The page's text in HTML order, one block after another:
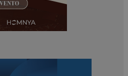
FORNITORE / DOMINIO
Google LLC
.dailyhealthindustry.it